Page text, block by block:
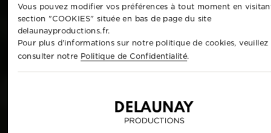
Vous pouvez modifier vos préférences à tout moment en
section "COOKIES" située en bas de page du site
delaunayproductions.fr.
Pour plus d'informations sur notre politique de cookies, veuillez
consulter notre Politique de Confidentialité.